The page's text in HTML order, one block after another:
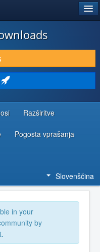
Razširitve
Pogosta vprašanja
Slovenščina
in your
by